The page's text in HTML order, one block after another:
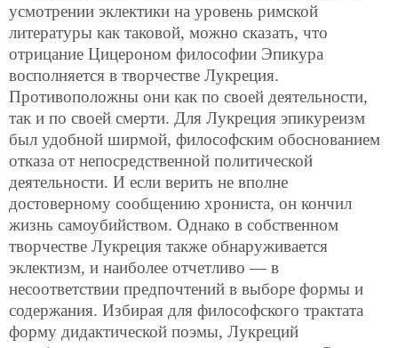
усмотрении эклектики на уровень римской
литературы как таковой, можно сказать, что
отрицание Цицероном философии Эпикура
восполняется в творчестве Лукреция.
Противоположны они как по своей деятельности,
так и по своей смерти. Для Лукреция эпикуреизм
был удобной ширмой, философским обоснованием
отказа от непосредственной политической
деятельности. И если верить не вполне
достоверному сообщению хрониста, он кончил
жизнь самоубийством. Однако в собственном
творчестве Лукреция также обнаруживается
эклектизм, и наиболее отчетливо — в
несоответствии предпочтений в выборе формы и
содержания. Избирая для философского трактата
форму дидактической поэмы, Лукреций